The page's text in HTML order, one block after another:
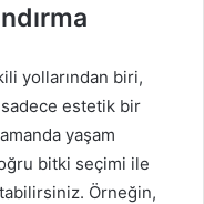
yollarından biri,
estetik bir
yaşam
bitki seçimi ile
Örneğin,